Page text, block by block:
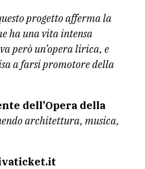
progetto afferma la
ha una vita intensa
però un’opera lirica, e
a farsi promotore della
dell’Opera della
architettura, musica,